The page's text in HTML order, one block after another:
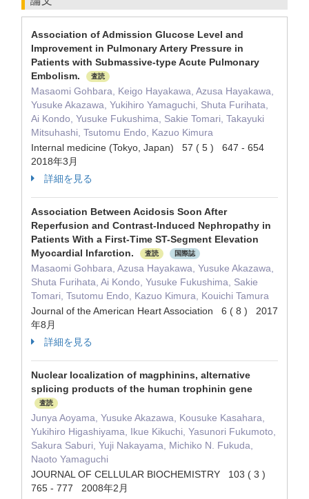
Association of Admission Glucose Level and
Improvement in Pulmonary Artery Pressure in
Patients with Submassive-type Acute Pulmonary
Embolism.
査読
Masaomi Gohbara, Keigo Hayakawa, Azusa Hayakawa,
Yusuke Akazawa, Yukihiro Yamaguchi, Shuta Furihata,
Ai Kondo, Yusuke Fukushima, Sakie Tomari, Takayuki
Mitsuhashi, Tsutomu Endo, Kazuo Kimura
Internal medicine (Tokyo, Japan) 57 ( 5 ) 647 - 654
2018年3月
詳細を見る
Association Between Acidosis Soon After
Reperfusion and Contrast-Induced Nephropathy in
Patients With a First-Time ST-Segment Elevation
Myocardial Infarction.
査読 国際誌
Masaomi Gohbara, Azusa Hayakawa, Yusuke Akazawa,
Shuta Furihata, Ai Kondo, Yusuke Fukushima, Sakie
Tomari, Tsutomu Endo, Kazuo Kimura, Kouichi Tamura
Journal of the American Heart Association 6 ( 8 ) 2017
年8月
詳細を見る
Nuclear localization of magphinins, alternative
splicing products of the human trophinin gene
査読
Junya Aoyama, Yusuke Akazawa, Kousuke Kasahara,
Yukihiro Higashiyama, Ikue Kikuchi, Yasunori Fukumoto,
Sakura Saburi, Yuji Nakayama, Michiko N. Fukuda,
Naoto Yamaguchi
JOURNAL OF CELLULAR BIOCHEMISTRY 103 ( 3 )
765 - 777 2008年2月